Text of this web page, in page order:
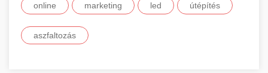
online marketing led útépítés
aszfaltozás